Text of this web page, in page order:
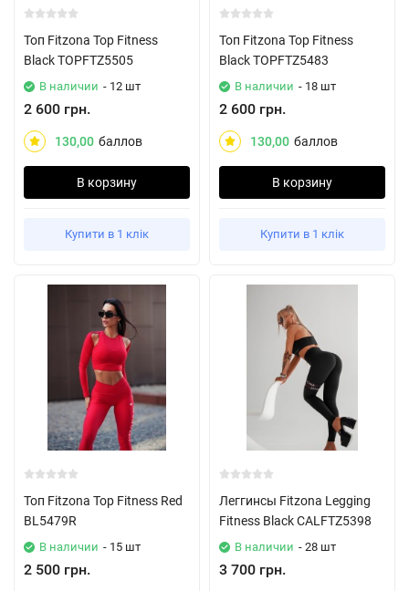
Топ Fitzona Top Fitness
Black TOPFTZ5505
В наличии - 12 шт
2 600 грн.
130,00 баллов
В корзину
Купити в 1 клік
Топ Fitzona Top Fitness
Black TOPFTZ5483
В наличии - 18 шт
2 600 грн.
130,00 баллов
В корзину
Купити в 1 клік
Топ Fitzona Top Fitness Red
BL5479R
В наличии - 15 шт
2 500 грн.
Леггинсы Fitzona Legging
Fitness Black CALFTZ5398
В наличии - 28 шт
3 700 грн.